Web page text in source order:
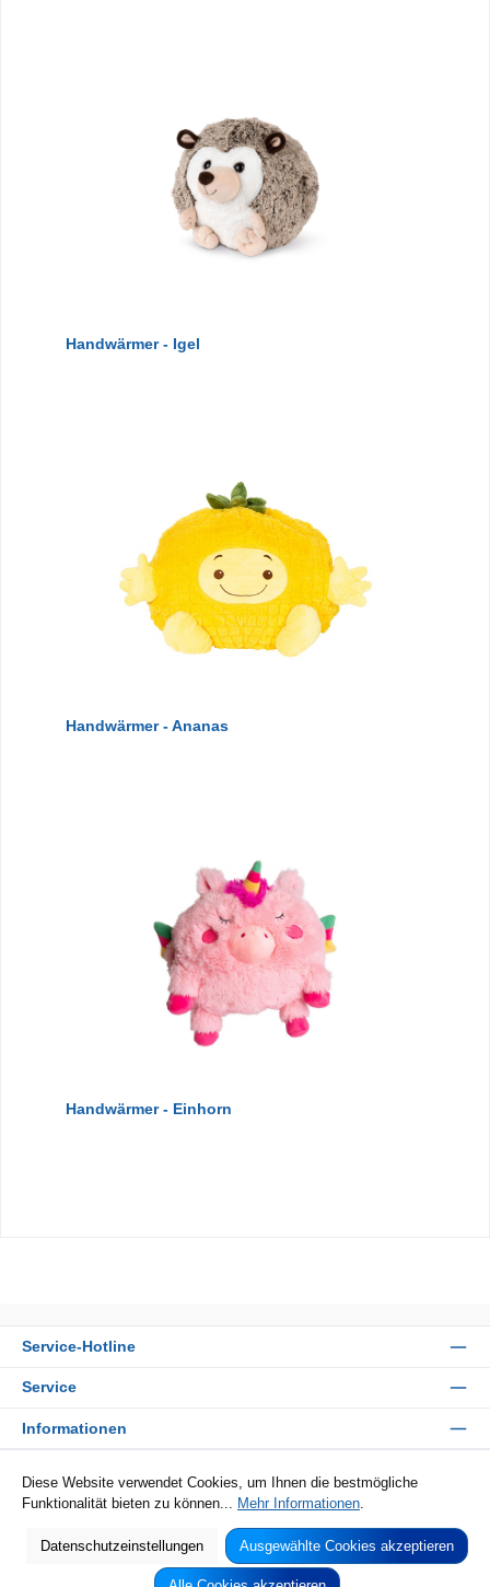
Handwärmer - Igel
Handwärmer - Ananas
Handwärmer - Einhorn
Service-Hotline
Service
Informationen
Sicher Einkaufen
Alle Preise inkl. gesetzl. Mehrwertsteuer zzgl.Versandkosten
Diese Website verwendet Cookies, um Ihnen die bestmögliche
Funktionalität bieten zu können...
Mehr Informationen
Datenschutzeinstellungen Ausgewählte Cookies akzeptieren